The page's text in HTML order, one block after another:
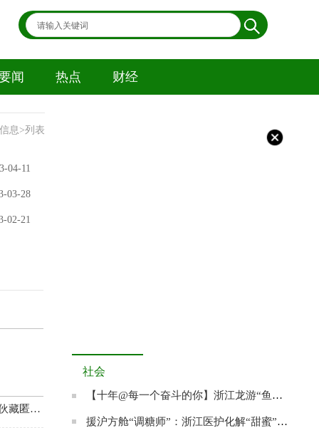
闻 热点 财经
息>列表
04-11
03-28
02-21
网络诈骗团伙藏匿缅北作案 涉案金额近2000万元
社会
【十年@每一个奋斗的你】浙江龙游“鱼王”张双其：愿为农村养出一条“共富鱼”
援沪方舱“调糖师”：浙江医护化解“甜蜜”的烦恼